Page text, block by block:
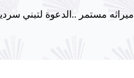
ميراثه مستمر ..الدعوة لتبني